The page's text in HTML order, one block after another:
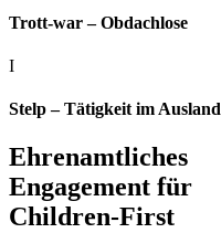
Trott-war – Obdachlose
I
Stelp – Tätigkeit im Ausland
Ehrenamtliches
Engagement für
Children-First